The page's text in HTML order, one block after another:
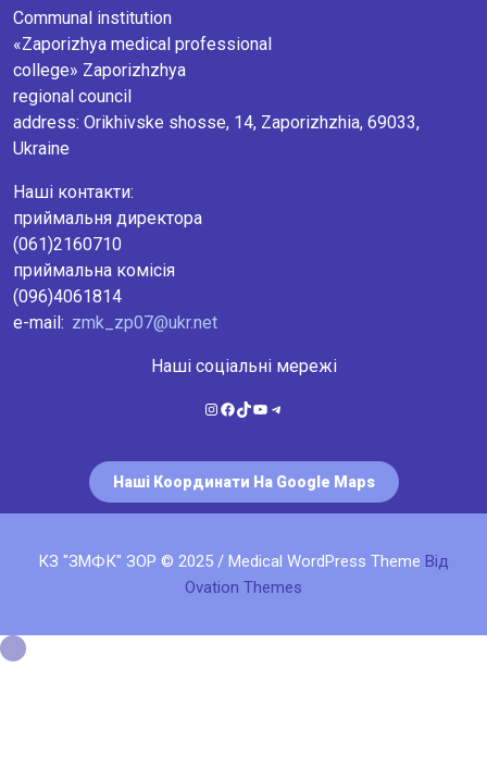
Communal institution
«Zaporizhya medical professional
college» Zaporizhzhya
regional council
аddress: Orikhivske shosse, 14, Zaporizhzhia, 69033,
Ukraine
Наші контакти:
приймальня директора
(061)2160710
приймальна комісія
(096)4061814
e-mail: zmk_zp07@ukr.net
Наші соціальні мережі
Instagram
Facebook
TikTok
YouTube
Telegram
Наші Координати На Google Maps
КЗ "ЗМФК" ЗОР © 2025 / Medical WordPress Theme Від
Ovation Themes